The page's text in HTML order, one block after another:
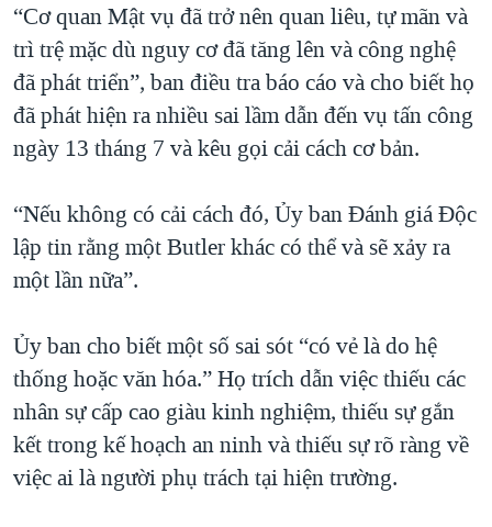
“Cơ quan Mật vụ đã trở nên quan liêu, tự mãn và
trì trệ mặc dù nguy cơ đã tăng lên và công nghệ
đã phát triển”, ban điều tra báo cáo và cho biết họ
đã phát hiện ra nhiều sai lầm dẫn đến vụ tấn công
ngày 13 tháng 7 và kêu gọi cải cách cơ bản.
“Nếu không có cải cách đó, Ủy ban Đánh giá Độc
lập tin rằng một Butler khác có thể và sẽ xảy ra
một lần nữa”.
Ủy ban cho biết một số sai sót “có vẻ là do hệ
thống hoặc văn hóa.” Họ trích dẫn việc thiếu các
nhân sự cấp cao giàu kinh nghiệm, thiếu sự gắn
kết trong kế hoạch an ninh và thiếu sự rõ ràng về
việc ai là người phụ trách tại hiện trường.